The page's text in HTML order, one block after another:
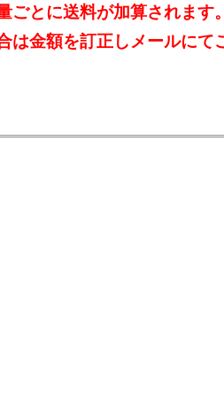
ごとに送料が加算されます
は金額を訂正しメールにて